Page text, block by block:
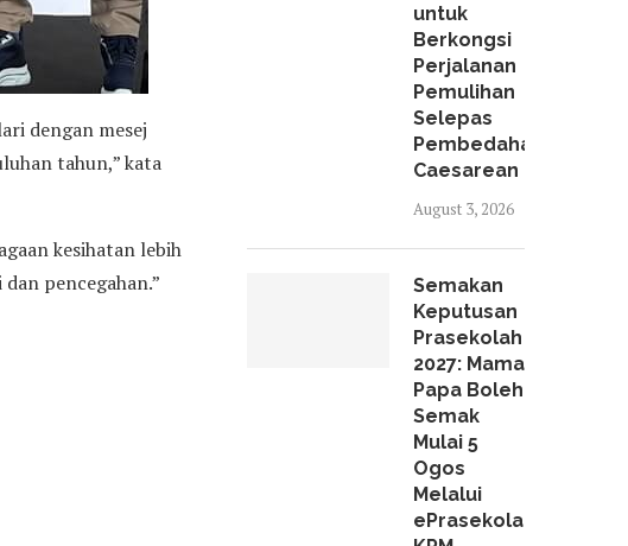
dengan mesej
tahun,” kata
kesihatan lebih
pencegahan.”
untuk
Berkongsi
Perjalanan
Pemulihan
Selepas
Pembedahan
Caesarean
August 3, 2026
Semakan
Keputusan
Prasekolah
2027: Mama
Papa Boleh
Semak
Mulai 5
Ogos
Melalui
ePrasekolah